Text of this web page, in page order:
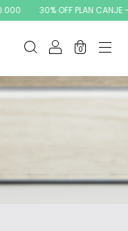
30% OFF PLAN CANJE -
0